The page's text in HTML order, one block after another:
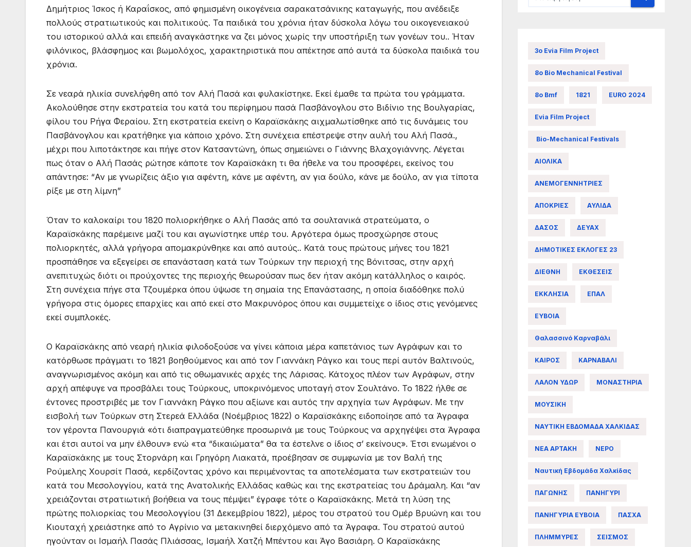
Δημήτριος Ίσκος ή Καραΐσκος, από φημισμένη οικογένεια σαρακατσάνικης καταγωγής, που ανέδειξε
πολλούς στρατιωτικούς και πολιτικούς. Τα παιδικά του χρόνια ήταν δύσκολα λόγω του οικογενειακού
του ιστορικού αλλά και επειδή αναγκάστηκε να ζει μόνος χωρίς την υποστήριξη των γονέων του.. Ήταν
φιλόνικος, βλάσφημος και βωμολόχος, χαρακτηριστικά που απέκτησε από αυτά τα δύσκολα παιδικά του
χρόνια.
Σε νεαρά ηλικία συνελήφθη από τον Αλή Πασά και φυλακίστηκε. Εκεί έμαθε τα πρώτα του γράμματα.
Ακολούθησε στην εκστρατεία του κατά του περίφημου πασά Πασβάνογλου στο Βιδίνιο της Βουλγαρίας,
φίλου του Ρήγα Φεραίου. Στη εκστρατεία εκείνη ο Καραϊσκάκης αιχμαλωτίσθηκε από τις δυνάμεις του
Πασβάνογλου και κρατήθηκε για κάποιο χρόνο. Στη συνέχεια επέστρεψε στην αυλή του Αλή Πασά.,
μέχρι που λιποτάκτησε και πήγε στον Κατσαντώνη, όπως σημειώνει ο Γιάννης Βλαχογιάννης. Λέγεται
πως όταν ο Αλή Πασάς ρώτησε κάποτε τον Καραϊσκάκη τι θα ήθελε να του προσφέρει, εκείνος του
απάντησε: “Αν με γνωρίζεις άξιο για αφέντη, κάνε με αφέντη, αν για δούλο, κάνε με δούλο, αν για τίποτα
ρίξε με στη λίμνη”
Όταν το καλοκαίρι του 1820 πολιορκήθηκε ο Αλή Πασάς από τα σουλτανικά στρατεύματα, ο
Καραϊσκάκης παρέμεινε μαζί του και αγωνίστηκε υπέρ του. Αργότερα όμως προσχώρησε στους
πολιορκητές, αλλά γρήγορα απομακρύνθηκε και από αυτούς.. Κατά τους πρώτους μήνες του 1821
προσπάθησε να εξεγείρει σε επανάσταση κατά των Τούρκων την περιοχή της Βόνιτσας, στην αρχή
ανεπιτυχώς διότι οι προύχοντες της περιοχής θεωρούσαν πως δεν ήταν ακόμη κατάλληλος ο καιρός.
Στη συνέχεια πήγε στα Τζουμέρκα όπου ύψωσε τη σημαία της Επανάστασης, η οποία διαδόθηκε πολύ
γρήγορα στις όμορες επαρχίες και από εκεί στο Μακρυνόρος όπου και συμμετείχε ο ίδιος στις γενόμενες
εκεί συμπλοκές.
Ο Καραϊσκάκης από νεαρή ηλικία φιλοδοξούσε να γίνει κάποια μέρα καπετάνιος των Αγράφων και το
κατόρθωσε πράγματι το 1821 βοηθούμενος και από τον Γιαννάκη Ράγκο και τους περί αυτόν Βαλτινούς,
αναγνωρισμένος ακόμη και από τις οθωμανικές αρχές της Λάρισας. Κάτοχος πλέον των Αγράφων, στην
αρχή απέφυγε να προσβάλει τους Τούρκους, υποκρινόμενος υποταγή στον Σουλτάνο. Το 1822 ήλθε σε
έντονες προστριβές με τον Γιαννάκη Ράγκο που αξίωνε και αυτός την αρχηγία των Αγράφων. Με την
εισβολή των Τούρκων στη Στερεά Ελλάδα (Νοέμβριος 1822) ο Καραϊσκάκης ειδοποίησε από τα Άγραφα
τον γέροντα Πανουργιά «ότι διαπραγματεύθηκε προσωρινά με τους Τούρκους να αρχηγέψει στα Άγραφα
και έτσι αυτοί να μην έλθουν» ενώ «τα “δικαιώματα” θα τα έστελνε ο ίδιος σ’ εκείνους». Έτσι ενωμένοι ο
Καραϊσκάκης με τους Στορνάρη και Γρηγόρη Λιακατά, προέβησαν σε συμφωνία με τον Βαλή της
Ρούμελης Χουρσίτ Πασά, κερδίζοντας χρόνο και περιμένοντας τα αποτελέσματα των εκστρατειών του
κατά του Μεσολογγίου, κατά της Ανατολικής Ελλάδας καθώς και της εκστρατείας του Δράμαλη. Και “αν
χρειάζονται στρατιωτική βοήθεια να τους πέμψει” έγραφε τότε ο Καραϊσκάκης. Μετά τη λύση της
πρώτης πολιορκίας του Μεσολογγίου (31 Δεκεμβρίου 1822), μέρος του στρατού του Ομέρ Βρυώνη και του
Κιουταχή χρειάστηκε από το Αγρίνιο να μετακινηθεί διερχόμενο από τα Άγραφα. Του στρατού αυτού
ηγούνταν οι Ισμαήλ Πασάς Πλιάσσας, Ισμαήλ Χατζή Μπέντου και Άγο Βασιάρη. Ο Καραϊσκάκης
3ο Evia Film Project
8ο Bio Mechanical Festival
8ο Bmf 1821 EURO 2024
Evia Film Project
Bio-Mechanical Festivals
ΑΙΟΛΙΚΑ
ΑΝΕΜΟΓΕΝΝΗΤΡΙΕΣ
ΑΠΟΚΡΙΕΣ ΑΥΛΙΔΑ
ΔΑΣΟΣ ΔΕΥΑΧ
ΔΗΜΟΤΙΚΕΣ ΕΚΛΟΓΕΣ 23
ΔΙΕΘΝΗ ΕΚΘΕΣΕΙΣ
ΕΚΚΛΗΣΙΑ ΕΠΑΛ
ΕΥΒΟΙΑ
Θαλασσινό Καρναβάλι
ΚΑΙΡΟΣ ΚΑΡΝΑΒΑΛΙ
ΛΑΛΟΝ ΥΔΩΡ ΜΟΝΑΣΤΗΡΙΑ
ΜΟΥΣΙΚΗ
ΝΑΥΤΙΚΗ ΕΒΔΟΜΑΔΑ ΧΑΛΚΙΔΑΣ
ΝΕΑ ΑΡΤΑΚΗ ΝΕΡΟ
Ναυτική Εβδομάδα Χαλκίδας
ΠΑΓΩΝΗΣ ΠΑΝΗΓΥΡΙ
ΠΑΝΗΓΥΡΙΑ ΕΥΒΟΙΑ ΠΑΣΧΑ
ΠΛΗΜΜΥΡΕΣ ΣΕΙΣΜΟΣ